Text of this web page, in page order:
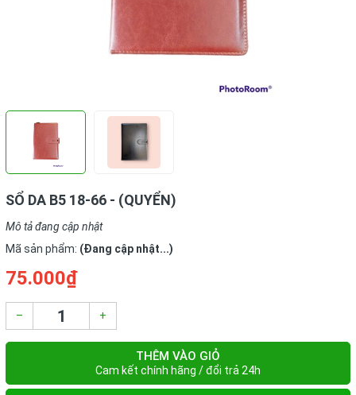
SỔ DA B5 18-66 - (QUYỂN)
Mô tả đang cập nhật
Mã sản phẩm: (Đang cập nhật...)
75.000₫
– +
THÊM VÀO GIỎ
Cam kết chính hãng / đổi trả 24h